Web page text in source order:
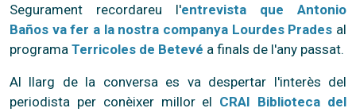
Segurament recordareu l'entrevista que Antonio
Baños va fer a la nostra companya Lourdes Prades al
programa Terricoles de Betevé a finals de l'any passat.
Al llarg de la conversa es va despertar l'interès del
periodista per conèixer millor el CRAI Biblioteca del